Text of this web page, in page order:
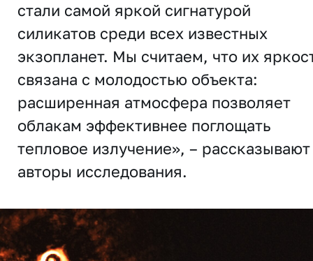
стали самой яркой сигнатурой
силикатов среди всех известных
экзопланет. Мы считаем, что их
связана с молодостью объекта:
расширенная атмосфера позволяет
облакам эффективнее поглощать
тепловое излучение», – рассказывают
авторы исследования.